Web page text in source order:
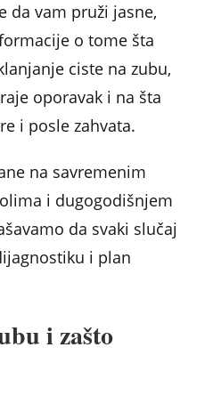
da vam pruži jasne,
o tome šta
ciste na zubu,
oporavak i na šta
i posle zahvata.
na savremenim
i dugogodišnjem
da svaki slučaj
i plan
i zašto